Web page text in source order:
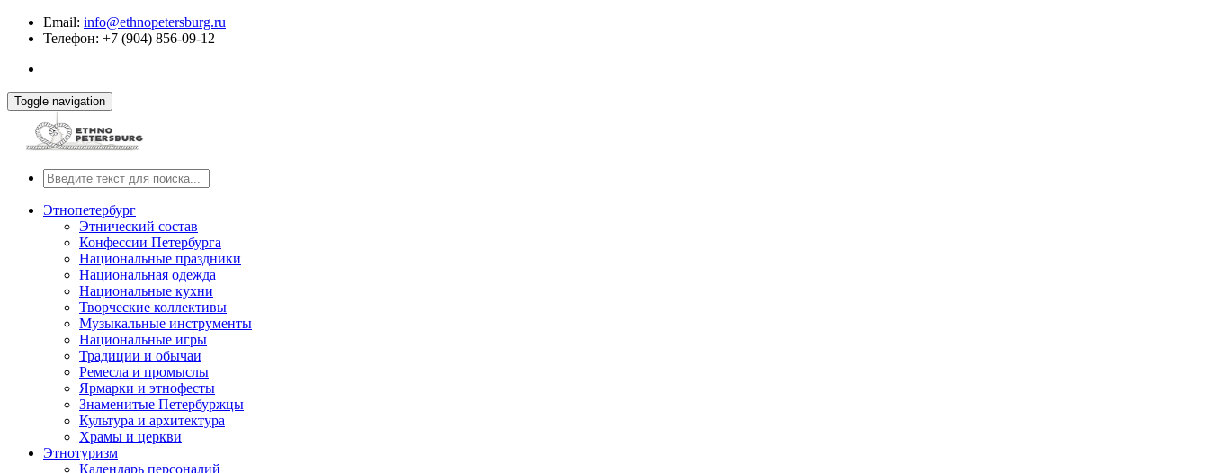
Email: info@ethnopetersburg.ru
Телефон: +7 (904) 856-09-12
Toggle navigation
Этнопетербург
Этнический состав
Конфессии Петербурга
Национальные праздники
Национальная одежда
Национальные кухни
Творческие коллективы
Музыкальные инструменты
Национальные игры
Традиции и обычаи
Ремесла и промыслы
Ярмарки и этнофесты
Знаменитые Петербуржцы
Культура и архитектура
Храмы и церкви
Этнотуризм
Календарь персоналий